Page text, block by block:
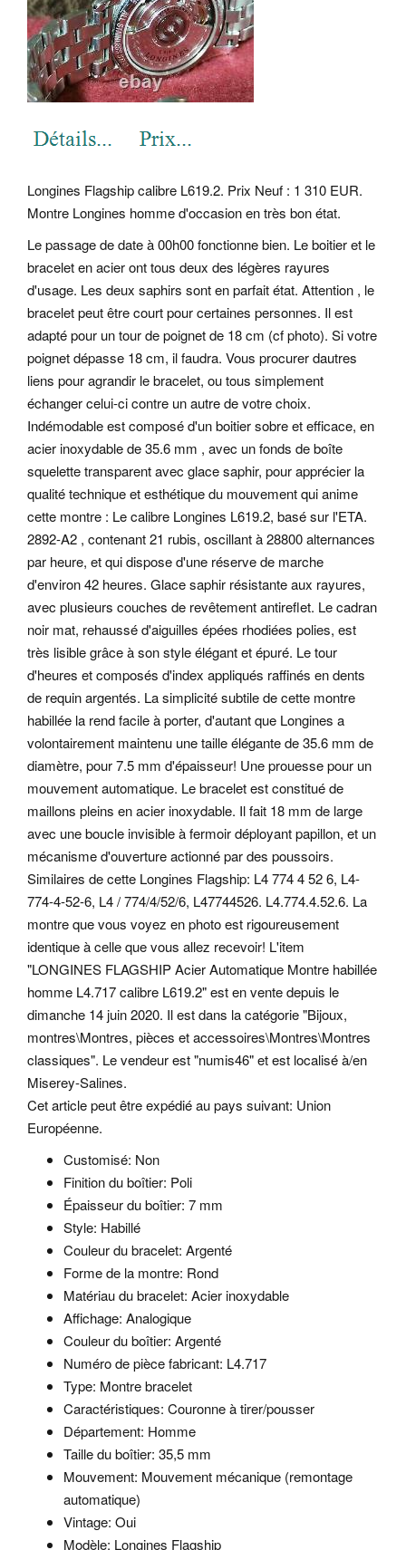
Longines Flagship calibre L619.2. Prix Neuf : 1 310 EUR.
Montre Longines homme d'occasion en très bon état.
Le passage de date à 00h00 fonctionne bien. Le boitier et le
bracelet en acier ont tous deux des légères rayures
d'usage. Les deux saphirs sont en parfait état. Attention , le
bracelet peut être court pour certaines personnes. Il est
adapté pour un tour de poignet de 18 cm (cf photo). Si votre
poignet dépasse 18 cm, il faudra. Vous procurer dautres
liens pour agrandir le bracelet, ou tous simplement
échanger celui-ci contre un autre de votre choix.
Indémodable est composé d'un boitier sobre et efficace, en
acier inoxydable de 35.6 mm , avec un fonds de boîte
squelette transparent avec glace saphir, pour apprécier la
qualité technique et esthétique du mouvement qui anime
cette montre : Le calibre Longines L619.2, basé sur l'ETA.
2892-A2 , contenant 21 rubis, oscillant à 28800 alternances
par heure, et qui dispose d'une réserve de marche
d'environ 42 heures. Glace saphir résistante aux rayures,
avec plusieurs couches de revêtement antireflet. Le cadran
noir mat, rehaussé d'aiguilles épées rhodiées polies, est
très lisible grâce à son style élégant et épuré. Le tour
d'heures et composés d'index appliqués raffinés en dents
de requin argentés. La simplicité subtile de cette montre
habillée la rend facile à porter, d'autant que Longines a
volontairement maintenu une taille élégante de 35.6 mm de
diamètre, pour 7.5 mm d'épaisseur! Une prouesse pour un
mouvement automatique. Le bracelet est constitué de
maillons pleins en acier inoxydable. Il fait 18 mm de large
avec une boucle invisible à fermoir déployant papillon, et un
mécanisme d'ouverture actionné par des poussoirs.
Similaires de cette Longines Flagship: L4 774 4 52 6, L4-
774-4-52-6, L4 / 774/4/52/6, L47744526. L4.774.4.52.6. La
montre que vous voyez en photo est rigoureusement
identique à celle que vous allez recevoir! L'item
"LONGINES FLAGSHIP Acier Automatique Montre habillée
homme L4.717 calibre L619.2" est en vente depuis le
dimanche 14 juin 2020. Il est dans la catégorie "Bijoux,
montres\Montres, pièces et accessoires\Montres\Montres
classiques". Le vendeur est "numis46" et est localisé à/en
Miserey-Salines.
Cet article peut être expédié au pays suivant: Union
Européenne.
Customisé: Non
Finition du boîtier: Poli
Épaisseur du boîtier: 7 mm
Style: Habillé
Couleur du bracelet: Argenté
Forme de la montre: Rond
Matériau du bracelet: Acier inoxydable
Affichage: Analogique
Couleur du boîtier: Argenté
Numéro de pièce fabricant: L4.717
Type: Montre bracelet
Caractéristiques: Couronne à tirer/pousser
Département: Homme
Taille du boîtier: 35,5 mm
Mouvement: Mouvement mécanique (remontage
automatique)
Vintage: Oui
Modèle: Longines Flagship